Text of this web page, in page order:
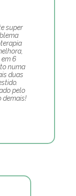
super
6
numa
duas
pelo
demais!